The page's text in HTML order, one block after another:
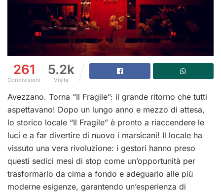
261
Condivisioni
5.2k
Visite
Avezzano. Torna “Il Fragile”: il grande ritorno che tutti
aspettavano! Dopo un lungo anno e mezzo di attesa,
lo storico locale “Il Fragile” è pronto a riaccendere le
luci e a far divertire di nuovo i marsicani! Il locale ha
vissuto una vera rivoluzione: i gestori hanno preso
questi sedici mesi di stop come un’opportunità per
trasformarlo da cima a fondo e adeguarlo alle più
moderne esigenze, garantendo un’esperienza di